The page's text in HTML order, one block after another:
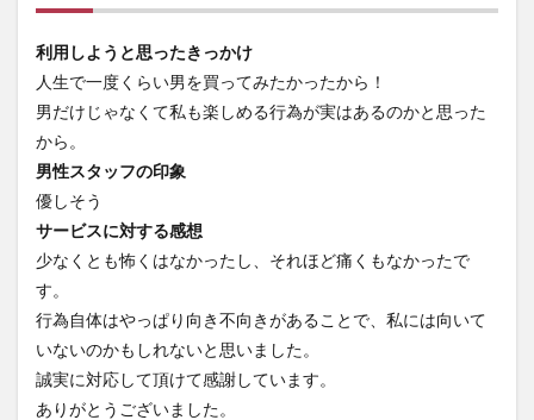
利用しようと思ったきっかけ
人生で一度くらい男を買ってみたかったから！
男だけじゃなくて私も楽しめる行為が実はあるのかと思った
から。
男性スタッフの印象
優しそう
サービスに対する感想
少なくとも怖くはなかったし、それほど痛くもなかったで
す。
行為自体はやっぱり向き不向きがあることで、私には向いて
いないのかもしれないと思いました。
誠実に対応して頂けて感謝しています。
ありがとうございました。